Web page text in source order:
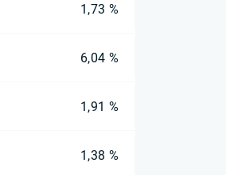
1,73 %
6,04 %
1,91 %
1,38 %